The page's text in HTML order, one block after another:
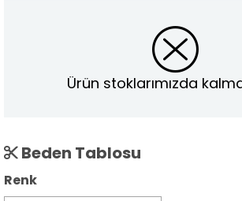
Ürün stoklarımızda
Beden Tablosu
Renk